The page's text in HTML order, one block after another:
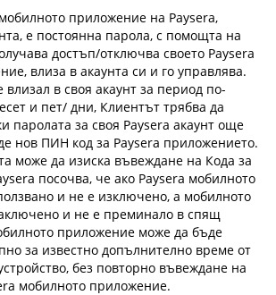
приложение на Paysera,
е постоянна парола, с помощта на
достъп/отключва своето Paysera
влиза в акаунта си и го управлява.
в своя акаунт за период по-
и пет/ дни, Клиентът трябва да
паролата за своя Paysera акаунт още
нов ПИН код за Paysera приложението.
може да изиска въвеждане на Кода за
посочва, че ако Paysera мобилното
и не е изключено, а мобилното
и не е преминало в спящ
приложение може да бъде
за известно допълнително време от
без повторно въвеждане на
мобилното приложение.